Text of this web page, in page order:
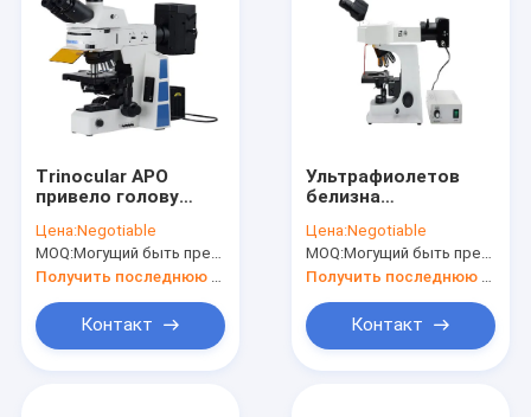
Trinocular APO
привело голову
микроскопа
PL10x22mm
Trinocular
Цена:Negotiable
MOQ:Могущий быть предметом переговоров
Контакт
Ультрафиолетов
белизна
WF10X 100X
флюоресцентного
микроскопа
бинокулярная
Цена:Negotiable
MOQ:Могущий быть предметом переговоров
Контакт